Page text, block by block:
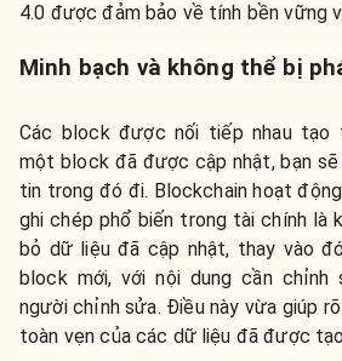
4.0 được đảm bảo về tính bền vững
Minh bạch và không thể bị
Các block được nối tiếp nhau tạo
một block đã được cập nhật, bạn
tin trong đó đi. Blockchain hoạt
ghi chép phổ biến trong tài chính là
bỏ dữ liệu đã cập nhật, thay vào
block mới, với nội dung cần
người chỉnh sửa. Điều này vừa giúp
toàn vẹn của các dữ liệu đã được